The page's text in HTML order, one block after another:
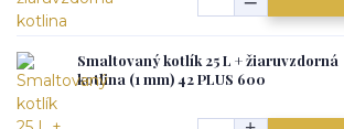
Smaltovaný kotlík 25 L + žiaruvzdorná
kotlina (1 mm) 42 PLUS 600